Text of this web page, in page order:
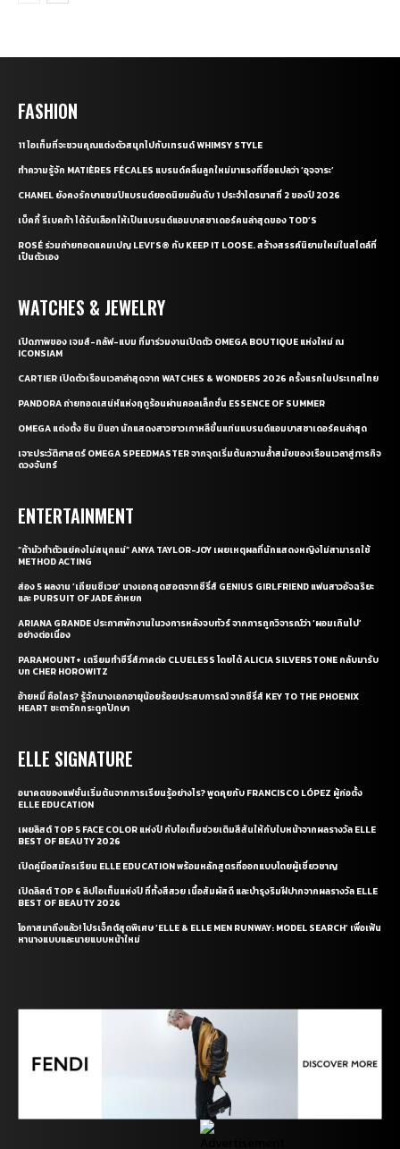
FASHION
11 ไอเท็มที่จะชวนคุณแต่งตัวสนุกไปกับเทรนด์ WHIMSY STYLE
ทำความรู้จัก MATIÈRES FÉCALES แบรนด์คลื่นลูกใหม่มาแรงที่ชื่อแปลว่า ‘อุจจาระ’
CHANEL ยังคงรักษาแชมป์แบรนด์ยอดนิยมอันดับ 1 ประจำไตรมาสที่ 2 ของปี 2026
เบ็คกี้ รีเบคก้า ได้รับเลือกให้เป็นแบรนด์แอมบาสซาเดอร์คนล่าสุดของ TOD’S
ROSÉ ร่วมถ่ายทอดแคมเปญ LEVI’S® กับ KEEP IT LOOSE. สร้างสรรค์นิยามใหม่ในสไตล์ที่
เป็นตัวเอง
WATCHES & JEWELRY
เปิดภาพของ เจมส์-กลัฟ-แบม ที่มาร่วมงานเปิดตัว OMEGA BOUTIQUE แห่งใหม่ ณ
ICONSIAM
CARTIER เปิดตัวเรือนเวลาล่าสุดจาก WATCHES & WONDERS 2026 ครั้งแรกในประเทศไทย
PANDORA ถ่ายทอดเสน่ห์แห่งฤดูร้อนผ่านคอลเล็กชั่น ESSENCE OF SUMMER
OMEGA แต่งตั้ง ชิน มินอา นักแสดงสาวชาวเกาหลีขึ้นแท่นแบรนด์แอมบาสซาเดอร์คนล่าสุด
เจาะประวัติศาสตร์ OMEGA SPEEDMASTER จากจุดเริ่มต้นความล้ำสมัยของเรือนเวลาสู่ภารกิจ
ดวงจันทร์
ENTERTAINMENT
“ถ้ามัวทำตัวแย่คงไม่สนุกแน่” ANYA TAYLOR-JOY เผยเหตุผลที่นักแสดงหญิงไม่สามารถใช้
METHOD ACTING
ส่อง 5 ผลงาน ‘เถียนซีเวย’ นางเอกสุดฮอตจากซีรี่ส์ GENIUS GIRLFRIEND แฟนสาวอัจฉริยะ
และ PURSUIT OF JADE ล่าหยก
ARIANA GRANDE ประกาศพักงานในวงการหลังจบทัวร์ จากการถูกวิจารณ์ว่า ‘ผอมเกินไป’
อย่างต่อเนื่อง
PARAMOUNT+ เตรียมทำซีรี่ส์ภาคต่อ CLUELESS โดยได้ ALICIA SILVERSTONE กลับมารับ
บท CHER HOROWITZ
อ้ายหมี่ คือใคร? รู้จักนางเอกอายุน้อยร้อยประสบการณ์ จากซีรี่ส์ KEY TO THE PHOENIX
HEART ชะตารักกระดูกปักษา
ELLE SIGNATURE
อนาคตของแฟชั่นเริ่มต้นจากการเรียนรู้อย่างไร? พูดคุยกับ FRANCISCO LÓPEZ ผู้ก่อตั้ง
ELLE EDUCATION
เผยลิสต์ TOP 5 FACE COLOR แห่งปี กับไอเท็มช่วยเติมสีสันให้กับใบหน้าจากผลรางวัล ELLE
BEST OF BEAUTY 2026
เปิดคู่มือสมัครเรียน ELLE EDUCATION พร้อมหลักสูตรที่ออกแบบโดยผู้เชี่ยวชาญ
เปิดลิสต์ TOP 6 ลิปไอเท็มแห่งปี ที่ทั้งสีสวย เนื้อสัมผัสดี และบำรุงริมฝีปากจากผลรางวัล ELLE
BEST OF BEAUTY 2026
โอกาสมาถึงแล้ว! โปรเจ็กต์สุดพิเศษ ‘ELLE & ELLE MEN RUNWAY: MODEL SEARCH’ เพื่อเฟ้น
หานางแบบและนายแบบหน้าใหม่